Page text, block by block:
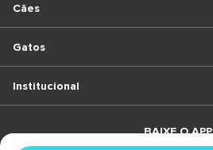
Cães
Gatos
Institucional
BAIXE O APP